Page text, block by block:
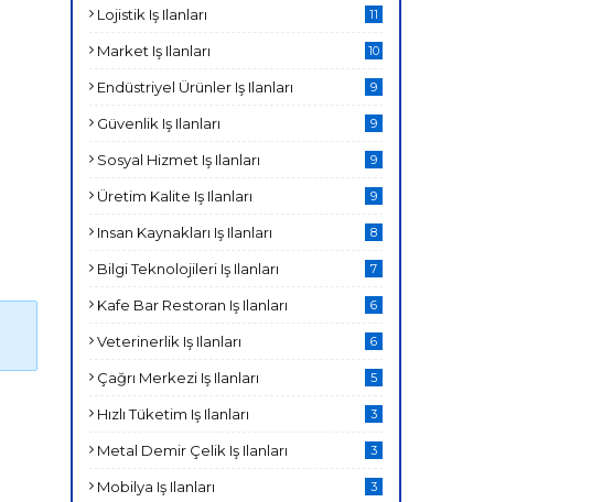
Lojistik Iş Ilanları 11
Market Iş Ilanları 10
Endüstriyel Ürünler Iş Ilanları 9
Güvenlik Iş Ilanları 9
Sosyal Hizmet Iş Ilanları 9
Üretim Kalite Iş Ilanları 9
Insan Kaynakları Iş Ilanları 8
Bilgi Teknolojileri Iş Ilanları 7
Kafe Bar Restoran Iş Ilanları 6
Veterinerlik Iş Ilanları 6
Çağrı Merkezi Iş Ilanları 5
Hızlı Tüketim Iş Ilanları 3
Metal Demir Çelik Iş Ilanları 3
Mobilya Iş Ilanları 3